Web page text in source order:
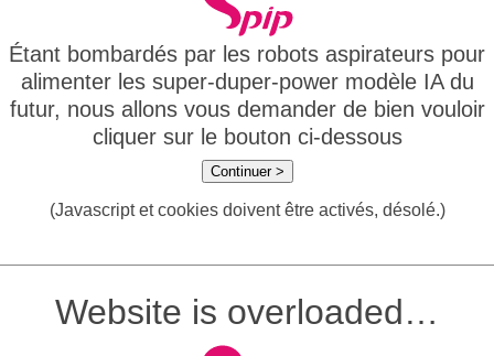
Étant bombardés par les robots aspirateurs pour
alimenter les super-duper-power modèle IA du
futur, nous allons vous demander de bien vouloir
cliquer sur le bouton ci-dessous
Continuer >
(Javascript et cookies doivent être activés, désolé.)
Website is overloaded…